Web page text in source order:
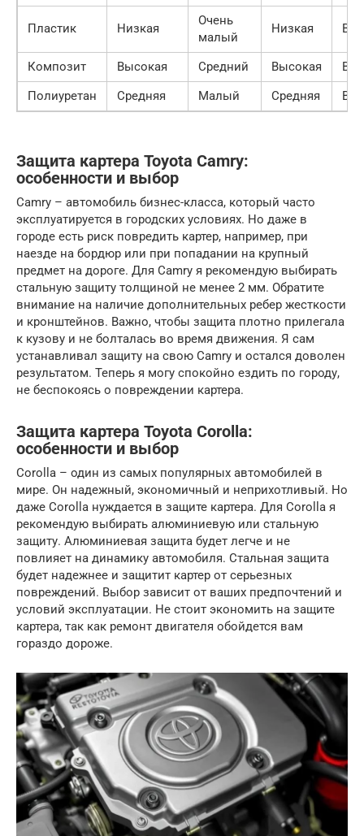
Пластик Низкая
Очень
малый
Низкая
Композит Высокая Средний Высокая
Полиуретан
Средняя Малый Средняя
Защита картера Toyota Camry:
особенности и выбор
Camry – автомобиль бизнес-класса, который часто
эксплуатируется в городских условиях. Но даже в
городе есть риск повредить картер, например, при
наезде на бордюр или при попадании на крупный
предмет на дороге. Для Camry я рекомендую выбирать
стальную защиту толщиной не менее 2 мм. Обратите
внимание на наличие дополнительных ребер жесткости
и кронштейнов. Важно, чтобы защита плотно прилегала
к кузову и не болталась во время движения. Я сам
устанавливал защиту на свою Camry и остался доволен
результатом. Теперь я могу спокойно ездить по городу,
не беспокоясь о повреждении картера.
Защита картера Toyota Corolla:
особенности и выбор
Corolla – один из самых популярных автомобилей в
мире. Он надежный, экономичный и неприхотливый. Но
даже Corolla нуждается в защите картера. Для Corolla я
рекомендую выбирать алюминиевую или стальную
защиту. Алюминиевая защита будет легче и не
повлияет на динамику автомобиля. Стальная защита
будет надежнее и защитит картер от серьезных
повреждений. Выбор зависит от ваших предпочтений и
условий эксплуатации. Не стоит экономить на защите
картера, так как ремонт двигателя обойдется вам
гораздо дороже.